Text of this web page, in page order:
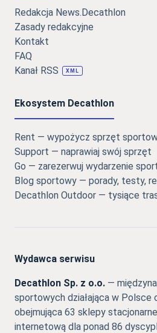
Redakcja News.Decathlon
Zasady redakcyjne
Kontakt
FAQ
Kanał RSS
XML
Ekosystem Decathlon
Rent — wypożycz sprzęt
Support — naprawiaj swój sprzęt
Go — zarezerwuj wydarzenie
Blog sportowy — porady, testy,
Decathlon Outdoor — tysiące
Wydawca serwisu
Decathlon Sp. z o.o. —
sportowych działająca w Polsce
obejmująca 63 sklepy
internetową dla ponad 86